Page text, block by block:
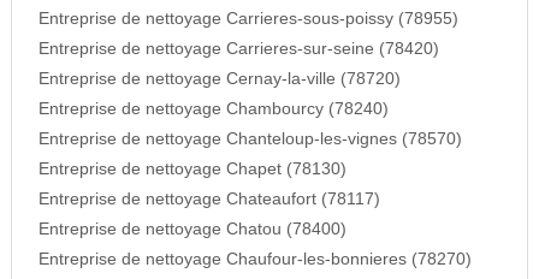
Entreprise de nettoyage Carrieres-sous-poissy (78955)
Entreprise de nettoyage Carrieres-sur-seine (78420)
Entreprise de nettoyage Cernay-la-ville (78720)
Entreprise de nettoyage Chambourcy (78240)
Entreprise de nettoyage Chanteloup-les-vignes (78570)
Entreprise de nettoyage Chapet (78130)
Entreprise de nettoyage Chateaufort (78117)
Entreprise de nettoyage Chatou (78400)
Entreprise de nettoyage Chaufour-les-bonnieres (78270)